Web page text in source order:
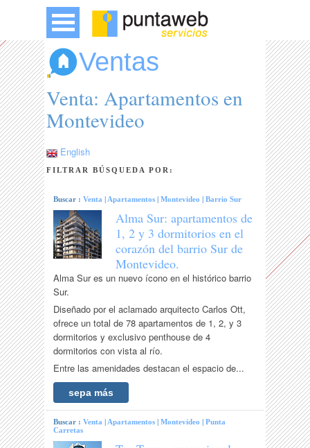
Ventas
Venta: Apartamentos en
Montevideo
English
FILTRAR BÚSQUEDA POR:
Buscar :Venta |Apartamentos |Montevideo |Barrio Sur
Alma Sur: apartamentos de
1, 2 y 3 dormitorios en el
corazón del barrio Sur de
Montevideo.
Alma Sur es un nuevo ícono en el histórico barrio
Sur.
Diseñado por el aclamado arquitecto Carlos Ott,
ofrece un total de 78 apartamentos de 1, 2, y 3
dormitorios y exclusivo penthouse de 4
dormitorios con vista al río.
Entre las amenidades destacan el espacio de...
sepa más
Buscar :Venta |Apartamentos |Montevideo |Punta
Carretas